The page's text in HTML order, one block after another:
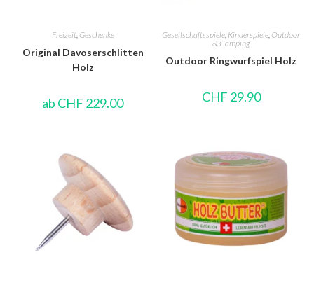
Freizeit, Geschenke
Original Davoserschlitten
Holz
ab CHF 229.00
Gesellschaftsspiele Kinderspiele Outdoor
& Camping
Outdoor Ringwurfspiel Holz
CHF 29.90